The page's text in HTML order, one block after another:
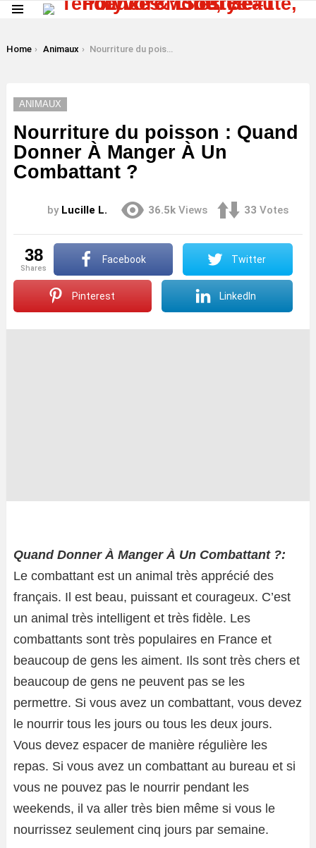
You are here:
Home Animaux Nourriture du poisson : Quand Donner À Manger À Un Combattant ?
ANIMAUX
Nourriture du poisson : Quand
Donner À Manger À Un
Combattant ?
by Lucille L. 36.5k Views 33 Votes
38
shares
Facebook Twitter
Pinterest LinkedIn
Quand Donner À Manger À Un Combattant ?:
Le combattant est un animal très apprécié des
français. Il est beau, puissant et courageux. C’est
un animal très intelligent et très fidèle. Les
combattants sont très populaires en France et
beaucoup de gens les aiment. Ils sont très chers et
beaucoup de gens ne peuvent pas se les
permettre. Si vous avez un combattant, vous devez
le nourrir tous les jours ou tous les deux jours.
Vous devez espacer de manière régulière les
repas. Si vous avez un combattant au bureau et si
vous ne pouvez pas le nourrir pendant les
weekends, il va aller très bien même si vous le
nourrissez seulement cinq jours par semaine.